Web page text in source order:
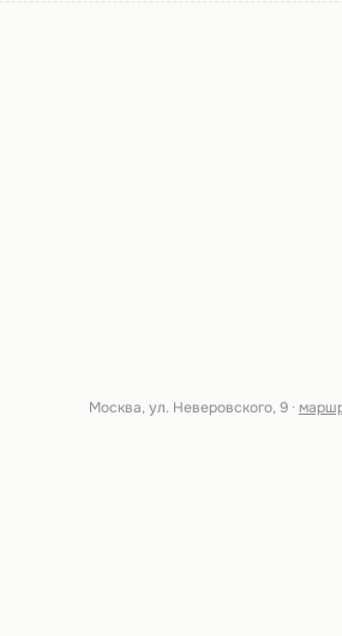
Москва, ул. Неверовского, 9 ·